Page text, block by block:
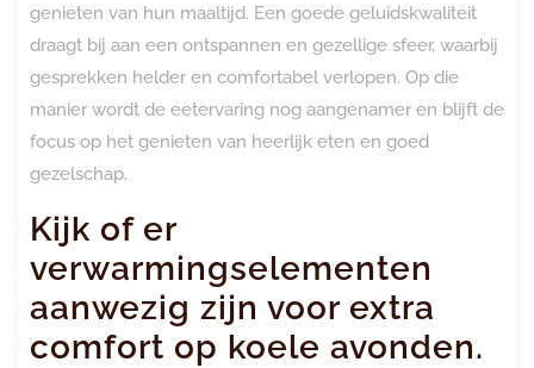
genieten van hun maaltijd. Een goede geluidskwaliteit
draagt bij aan een ontspannen en gezellige sfeer, waarbij
gesprekken helder en comfortabel verlopen. Op die
manier wordt de eetervaring nog aangenamer en blijft de
focus op het genieten van heerlijk eten en goed
gezelschap.
Kijk of er
verwarmingselementen
aanwezig zijn voor extra
comfort op koele avonden.